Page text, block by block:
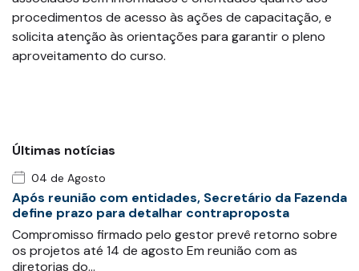
procedimentos de acesso às ações de capacitação, e
solicita atenção às orientações para garantir o pleno
aproveitamento do curso.
Últimas notícias
04 de Agosto
Após reunião com entidades, Secretário da Fazenda
define prazo para detalhar contraproposta
Compromisso firmado pelo gestor prevê retorno sobre
os projetos até 14 de agosto Em reunião com as
diretorias do…